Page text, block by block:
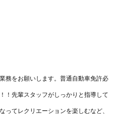
務をお願いします。普通自動車免許必
！先輩スタッフがしっかりと指導して
ってレクリエーションを楽しむなど、